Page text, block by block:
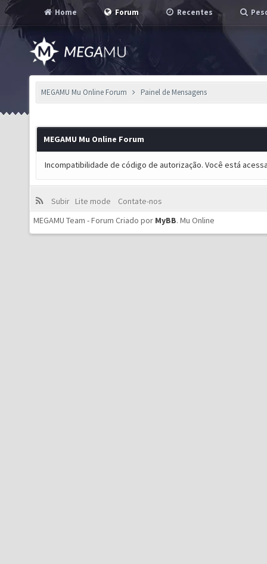
Home Forum Recentes
MEGAMU Mu Online Forum Painel de Mensagens
MEGAMU Mu Online Forum
Incompatibilidade de código de autorização. Você está
Subir Lite mode
Contate-nos
MEGAMU Team - Forum Criado por MyBB. Mu Online